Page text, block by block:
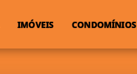
IMÓVEIS CONDOMÍNIOS